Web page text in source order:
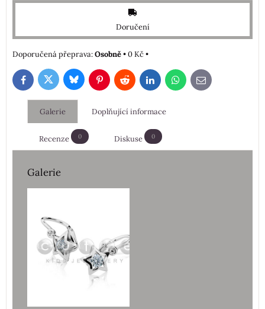
Doručení
Osobně•0 Kč•
FacebookTwitterBlueskyPinterestRedditLinkedInWhatsApp
E-
mail
Galerie Doplňující informace
Recenze 0 Diskuse 0
Galerie